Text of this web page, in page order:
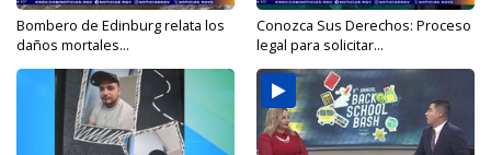
Bombero de Edinburg relata los
daños mortales...
Conozca Sus Derechos: Proceso
legal para solicitar...